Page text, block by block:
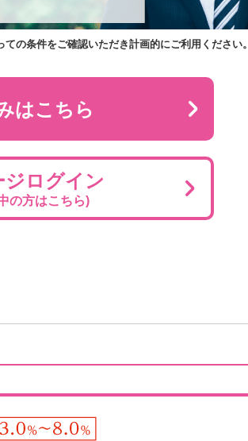
の条件をご確認いただき計画的にご利用ください。
はこちら
ジログイン
の方はこちら)